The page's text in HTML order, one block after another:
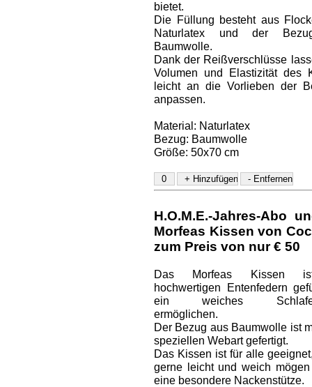
bietet.
Die Füllung besteht aus
Naturlatex und der
Baumwolle.
Dank der Reißverschlüsse
Volumen und Elastizität des
leicht an die Vorlieben der
anpassen.
Material: Naturlatex
Bezug: Baumwolle
Größe: 50x70 cm
H.O.M.E.-Jahres-Abo
Morfeas Kissen von
zum Preis von nur € 50
Das Morfeas Kissen
hochwertigen Entenfedern
ein weiches
ermöglichen.
Der Bezug aus Baumwolle ist
speziellen Webart gefertigt.
Das Kissen ist für alle
gerne leicht und weich
eine besondere Nackenstütze.